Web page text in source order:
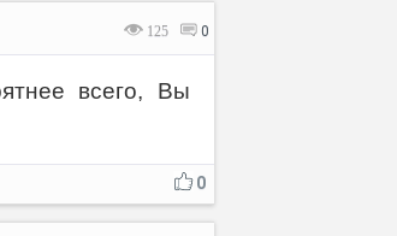
125 0
всего, Вы
0